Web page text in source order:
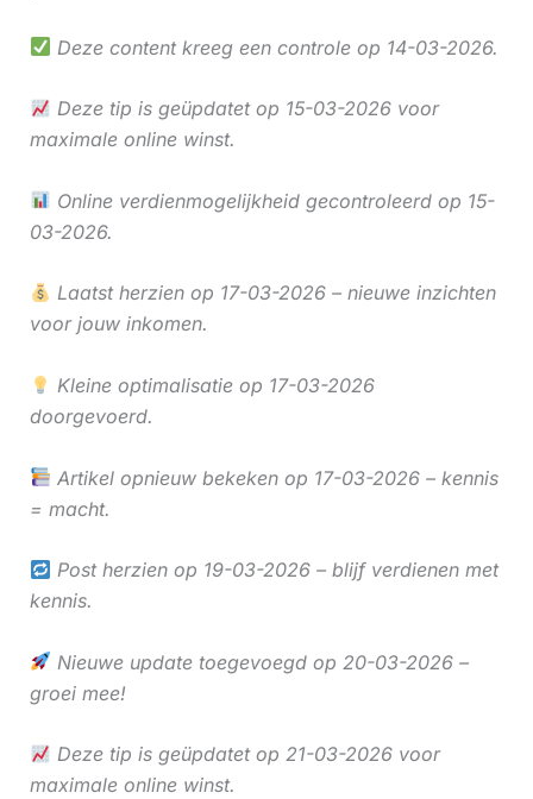
Deze content kreeg een controle op 14-03-2026.
Deze tip is geüpdatet op 15-03-2026 voor
maximale online winst.
Online verdienmogelijkheid gecontroleerd op 15-
03-2026.
Laatst herzien op 17-03-2026 – nieuwe inzichten
voor jouw inkomen.
Kleine optimalisatie op 17-03-2026
doorgevoerd.
Artikel opnieuw bekeken op 17-03-2026 – kennis
= macht.
Post herzien op 19-03-2026 – blijf verdienen met
kennis.
Nieuwe update toegevoegd op 20-03-2026 –
groei mee!
Deze tip is geüpdatet op 21-03-2026 voor
maximale online winst.